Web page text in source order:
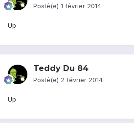
Posté(e) 1 février 2014
Up
Teddy Du 84
Posté(e) 2 février 2014
Up